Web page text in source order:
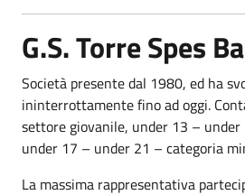
G.S. Torre Spes
Società presente dal 1980, ed ha
ininterrottamente fino ad oggi.
settore giovanile, under 13 –
under 17 – under 21 – categoria
La massima rappresentativa